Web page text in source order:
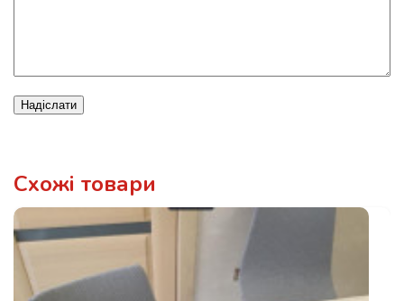
Надіслати
Схожі товари